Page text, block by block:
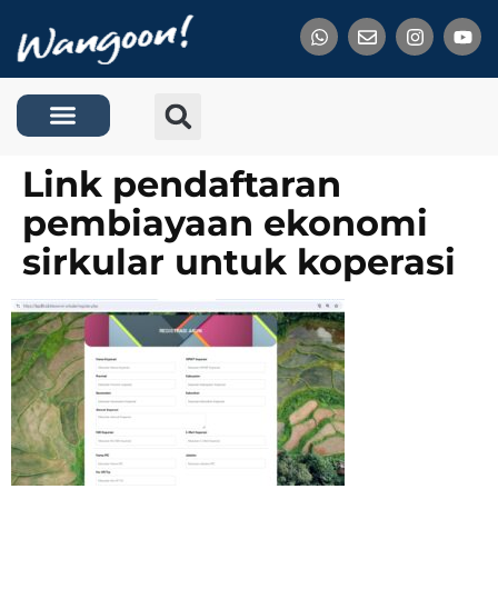
Link pendaftaran
pembiayaan ekonomi
sirkular untuk koperasi